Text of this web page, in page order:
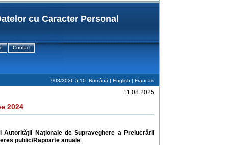
cu Caracter Personal
Contact
7/08/2026 5:10 Română | English | Francais
11.08.2025
2024
Naţionale de Supraveghere a Prelucrării
public/Rapoarte anuale”.